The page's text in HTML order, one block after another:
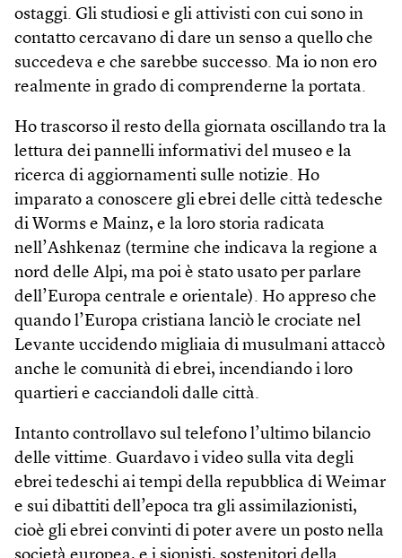
ostaggi. Gli studiosi e gli attivisti con cui sono in
contatto cercavano di dare un senso a quello che
succedeva e che sarebbe successo. Ma io non ero
realmente in grado di comprenderne la portata.
Ho trascorso il resto della giornata oscillando tra la
lettura dei pannelli informativi del museo e la
ricerca di aggiornamenti sulle notizie. Ho
imparato a conoscere gli ebrei delle città tedesche
di Worms e Mainz, e la loro storia radicata
nell’Ashkenaz (termine che indicava la regione a
nord delle Alpi, ma poi è stato usato per parlare
dell’Europa centrale e orientale). Ho appreso che
quando l’Europa cristiana lanciò le crociate nel
Levante uccidendo migliaia di musulmani attaccò
anche le comunità di ebrei, incendiando i loro
quartieri e cacciandoli dalle città.
Intanto controllavo sul telefono l’ultimo bilancio
delle vittime. Guardavo i video sulla vita degli
ebrei tedeschi ai tempi della repubblica di Weimar
e sui dibattiti dell’epoca tra gli assimilazionisti,
cioè gli ebrei convinti di poter avere un posto nella